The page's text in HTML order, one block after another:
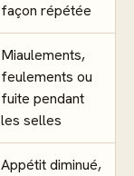
façon répétée
Miaulements,
feulements ou
fuite pendant
les selles
Appétit diminué,